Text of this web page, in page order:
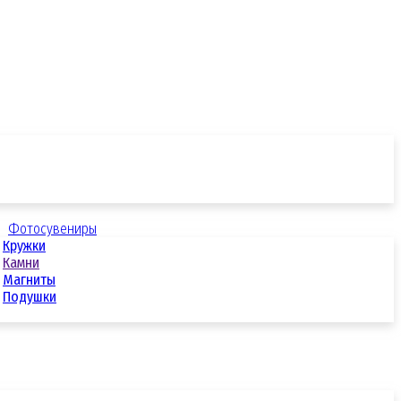
Фотосувениры
Кружки
Камни
Магниты
Подушки